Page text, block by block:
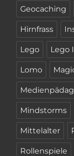
Geocaching
Hirnfrass
Lego Lego
Lomo
Mindstorms
Mittelalter
Rollenspiele